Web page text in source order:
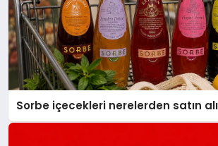
Sorbe içecekleri nerelerden satın